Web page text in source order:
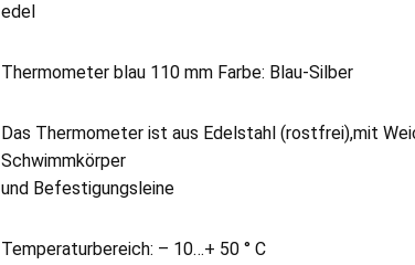
edel
Thermometer blau 110 mm Farbe: Blau-Silber
Das Thermometer ist aus Edelstahl (rostfrei),mit
Schwimmkörper
und Befestigungsleine
Temperaturbereich: – 10…+ 50 ° C